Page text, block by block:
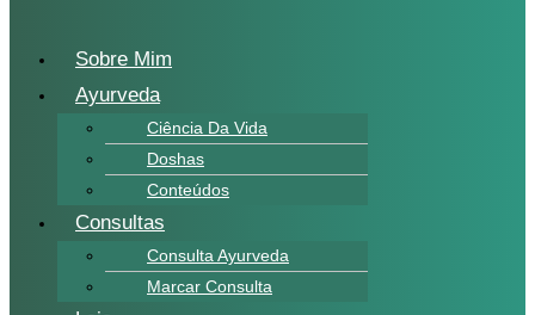
Sobre Mim
Ayurveda
Ciência Da Vida
Doshas
Conteúdos
Consultas
Consulta Ayurveda
Marcar Consulta